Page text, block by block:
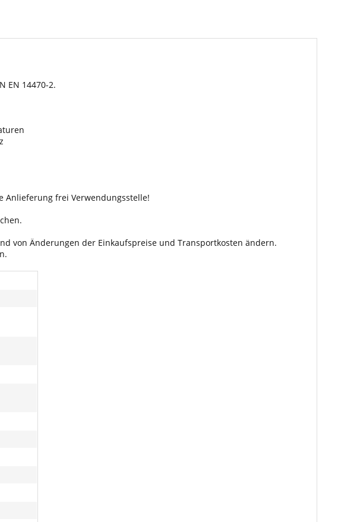
EN 14470-2.
Anlieferung frei Verwendungsstelle!
von Änderungen der Einkaufspreise und Transportkosten ändern.